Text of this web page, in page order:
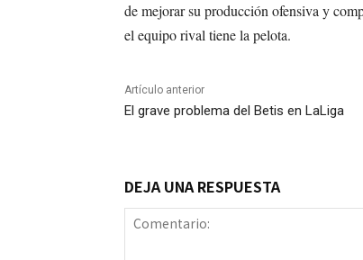
de mejorar su producción ofensiva y
el equipo rival tiene la pelota.
Artículo anterior
El grave problema del Betis en LaLiga
DEJA UNA RESPUESTA